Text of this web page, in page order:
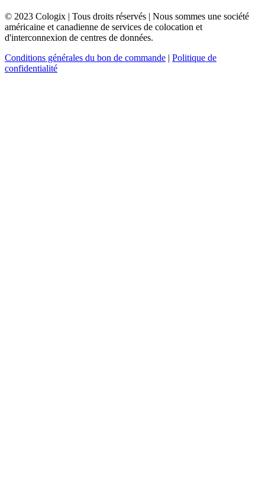
© 2023 Cologix | Tous droits réservés | Nous sommes une société
américaine et canadienne de services de colocation et
d'interconnexion de centres de données.
Conditions générales du bon de commande | Politique de
confidentialité